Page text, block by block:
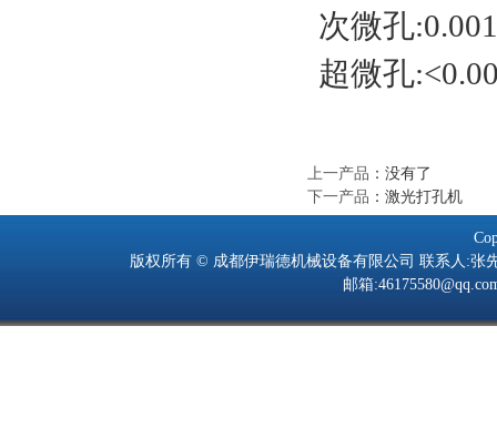
次微孔
超微孔
上一产品 ：没有了
下一产品 ： 激光打孔机
版权所有 © 成都伊瑞德机械设备有限公司 联系人:张先
邮箱